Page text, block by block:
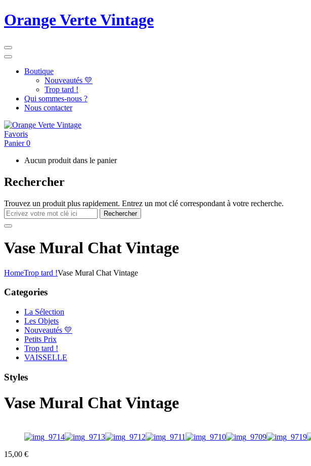
Orange Verte Vintage
Boutique
Nouveautés 💛
Trop tard !
Qui sommes-nous ?
Nous contacter
Favoris
Panier0
Aucun produit dans le panier
Rechercher
Trouvez un produit plus rapidement. Entrez un mot clé correspondant à votre recherche.
Rechercher
Vase Mural Chat Vintage
HomeTrop tard !Vase Mural Chat Vintage
Categories
La Sélection
Les Objets
Nouveautés 💛
Petits Prix
Trop tard !
VAISSELLE
Styles
Vase Mural Chat Vintage
15,00 €